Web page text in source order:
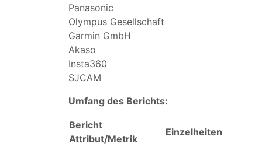
Panasonic
Olympus Gesellschaft
Garmin GmbH
Akaso
Insta360
SJCAM
Umfang des Berichts:
Bericht
Attribut/Metrik
Einzelheiten